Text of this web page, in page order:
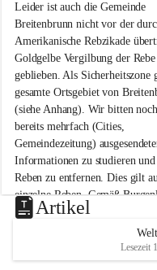
i
t
e
n
b
r
u
n
n
a
m
N
e
u
s
d
Leider ist auch die Gemeinde
Breitenbrunn nicht vor der
Amerikanische Rebzikade
Goldgelbe Vergilbung der
geblieben. Als Sicherheitszone
gesamte Ortsgebiet von
(siehe Anhang). Wir bitten
bereits mehrfach (Cities,
Gemeindezeitung)
Informationen zu studieren
Reben zu entfernen. Dies gilt
einzelne Reben. Gemäß
Weinbaugesetz sind nicht
unzulässige Weingärten zu
helfen wir zusammen um
vor den prognostizierten
Artikel
Lesezeit